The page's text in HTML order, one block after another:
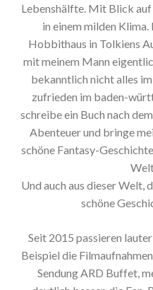
Lebenshälfte. Mit Blick
in einem milden
Hobbithaus in Tolkiens
mit meinem Mann
bekanntlich nicht alles
zufrieden im baden-
schreibe ein Buch nach
Abenteuer und bringe
schöne Fantasy-
Und auch aus dieser Welt,
schöne
Seit 2015 passieren
Beispiel die
Sendung ARD Buffet,